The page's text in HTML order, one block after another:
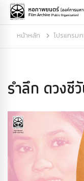
หน้าหลัก โปรแกรม
รำลึก ดวงชี